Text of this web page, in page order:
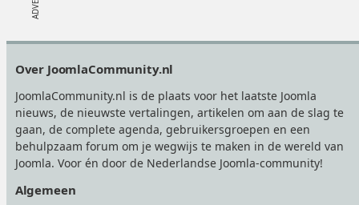
Over JoomlaCommunity.nl
JoomlaCommunity.nl is de plaats voor het laatste Joomla
nieuws, de nieuwste vertalingen, artikelen om aan de slag te
gaan, de complete agenda, gebruikersgroepen en een
behulpzaam forum om je wegwijs te maken in de wereld van
Joomla. Voor én door de Nederlandse Joomla-community!
Algemeen